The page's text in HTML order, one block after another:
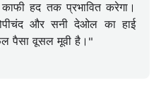
हद तक प्रभावित करेगा।
और सनी देओल का हाई
पैसा वूसल मूवी है।"